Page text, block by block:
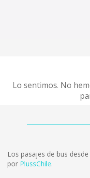
Lo sentimos. No
Los pasajes de bus
por PlussChile.